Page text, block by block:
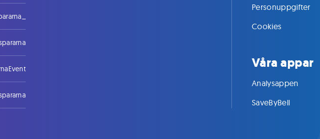
Personuppgifter
Cookies
Våra appar
Analysappen
SaveByBell